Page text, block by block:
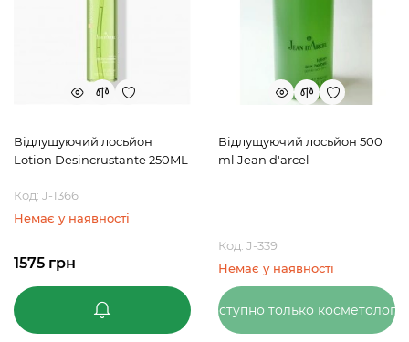
Відлущуючий лосьйон
Lotion Desincrustante 250ML
Код: J-1366
Немає у наявності
1575 грн
Відлущуючий лосьйон 500
ml Jean d'arcel
Код: J-339
Немає у наявності
Доступно только